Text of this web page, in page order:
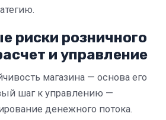
риски розничного
и управление
магазина — основа его
шаг к управлению —
денежного потока.